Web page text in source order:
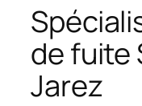
de fuite
Jarez